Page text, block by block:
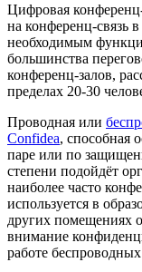
Цифровая
на конференц-связь
необходимым
большинства
конференц-залов,
пределах 20-30
Проводная или
Confidea, способная
паре или по
степени подойдёт
наиболее часто
используется в
других помещениях
внимание
работе